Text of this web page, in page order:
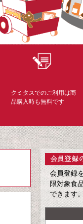
クミタスでのご利用は商
品購入時も無料です
会員登録
限対象食
できます